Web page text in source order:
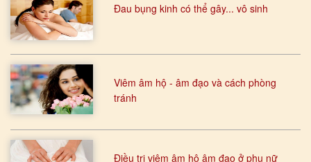
Đau bụng kinh có thể gây... vô sinh
Viêm âm hộ - âm đạo và cách phòng
tránh
Điều trị viêm âm hộ âm đạo ở phụ nữ